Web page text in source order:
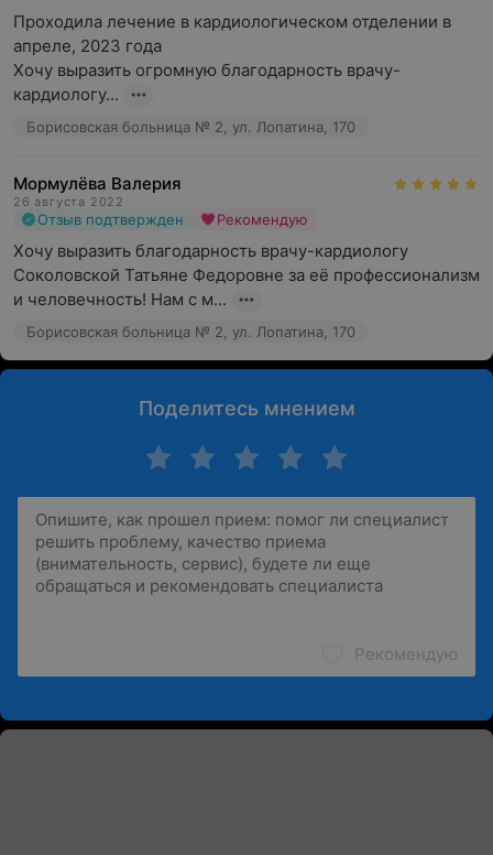
Проходила лечение в кардиологическом отделении в
апреле, 2023 года
Хочу выразить огромную благодарность врачу-
кардиологу...
Борисовская больница № 2, ул. Лопатина, 170
Мормулёва Валерия
26 августа 2022
Отзыв подтвержден Рекомендую
Хочу выразить благодарность врачу-кардиологу
Соколовской Татьяне Федоровне за её профессионализм
и человечность! Нам с м...
Борисовская больница № 2, ул. Лопатина, 170
Поделитесь мнением
Рекомендую